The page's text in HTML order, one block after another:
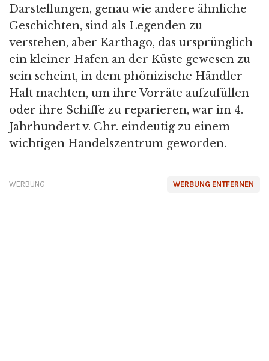
Darstellungen, genau wie andere ähnliche
Geschichten, sind als Legenden zu
verstehen, aber Karthago, das ursprünglich
ein kleiner Hafen an der Küste gewesen zu
sein scheint, in dem phönizische Händler
Halt machten, um ihre Vorräte aufzufüllen
oder ihre Schiffe zu reparieren, war im 4.
Jahrhundert v. Chr. eindeutig zu einem
wichtigen Handelszentrum geworden.
WERBUNG ENTFERNEN
WERBUNG